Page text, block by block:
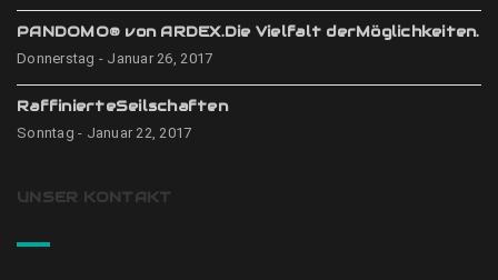
PANDOMO® von ARDEX.Die Vielfalt derMöglichkeiten.
Donnerstag - Januar 26, 2017
RaffinierteSeilschaften
Sonntag - Januar 22, 2017
UNSER KONTAKT